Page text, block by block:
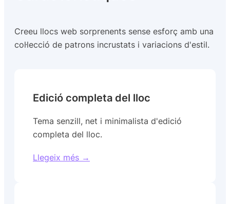
Creeu llocs web sorprenents sense esforç amb una
col·lecció de patrons incrustats i variacions d'estil.
Edició completa del lloc
Tema senzill, net i minimalista d'edició
completa del lloc.
Llegeix més →